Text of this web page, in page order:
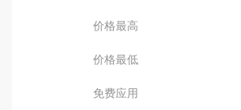
价格最高
价格最低
免费应用